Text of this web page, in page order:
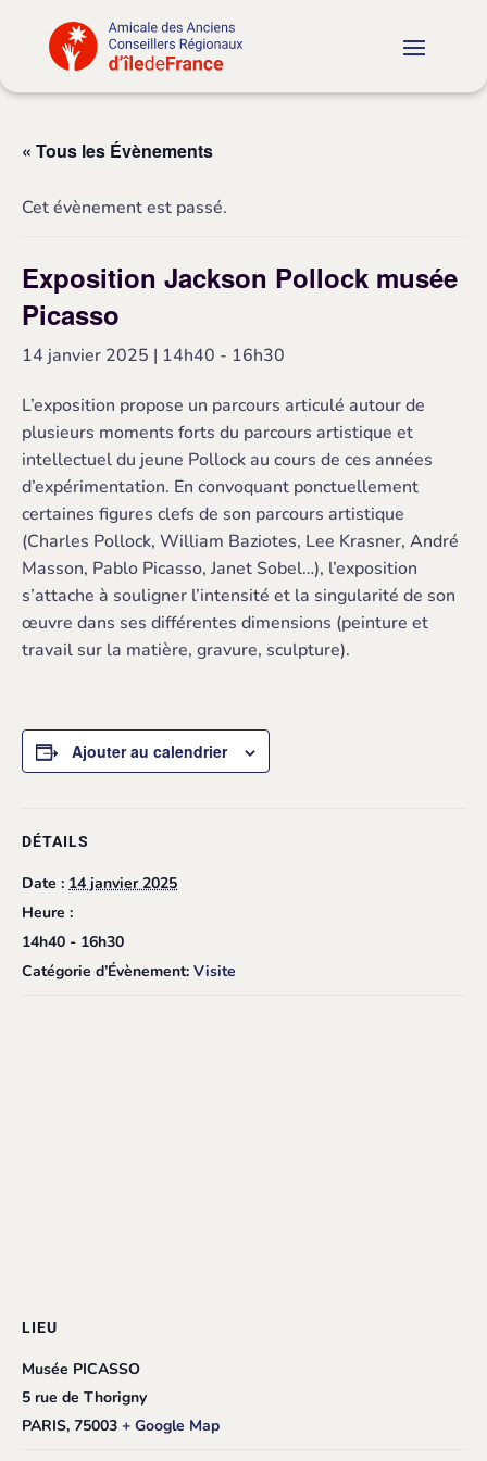
« Tous les Évènements
Cet évènement est passé.
Exposition Jackson Pollock musée
Picasso
14 janvier 2025 | 14h40 - 16h30
L’exposition propose un parcours articulé autour de
plusieurs moments forts du parcours artistique et
intellectuel du jeune Pollock au cours de ces années
d’expérimentation. En convoquant ponctuellement
certaines figures clefs de son parcours artistique
(Charles Pollock, William Baziotes, Lee Krasner, André
Masson, Pablo Picasso, Janet Sobel…), l’exposition
s’attache à souligner l’intensité et la singularité de son
œuvre dans ses différentes dimensions (peinture et
travail sur la matière, gravure, sculpture).
Ajouter au calendrier
DÉTAILS
Date : 14 janvier 2025
Heure :
14h40 - 16h30
Catégorie d’Évènement: Visite
LIEU
Musée PICASSO
5 rue de Thorigny
PARIS, 75003 + Google Map